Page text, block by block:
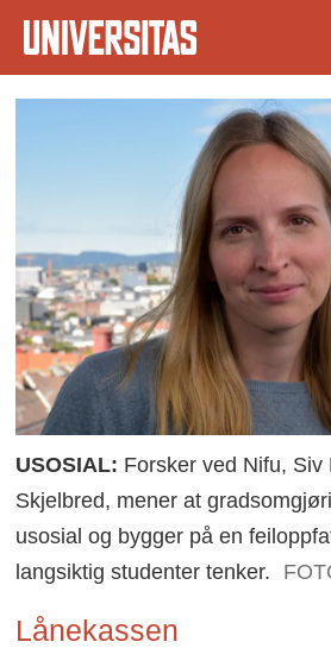
USOSIAL: Forsker ved Nifu, Siv
Skjelbred, mener at
usosial og bygger på en
langsiktig studenter tenker.
Lånekassen